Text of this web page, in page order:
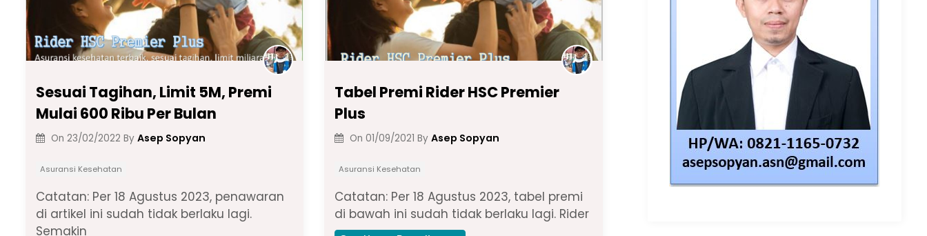
Sesuai Tagihan, Limit 5M, Premi
Mulai 600 Ribu Per Bulan
On 23/02/2022 By Asep Sopyan
Asuransi Kesehatan
Catatan: Per 18 Agustus 2023, penawaran
di artikel ini sudah tidak berlaku lagi.
Semakin
Tabel Premi Rider HSC Premier
Plus
On 01/09/2021 By Asep Sopyan
Asuransi Kesehatan
Catatan: Per 18 Agustus 2023, tabel premi
di bawah ini sudah tidak berlaku lagi. Rider